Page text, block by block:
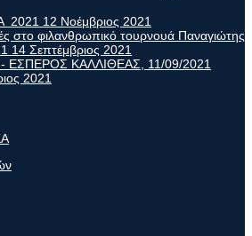
2021 12 Νοέμβριος 2021
στο φιλανθρωπικό τουρνουά Παναγιώτης
14 Σεπτέμβριος 2021
ΕΣΠΕΡΟΣ ΚΑΛΛΙΘΕΑΣ, 11/09/2021
2021